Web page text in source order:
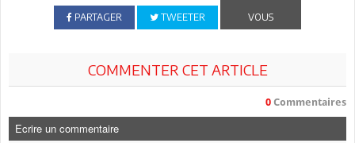
PARTAGER TWEETER
VOUS
COMMENTER CET ARTICLE
0 Commentaires
Ecrire un commentaire